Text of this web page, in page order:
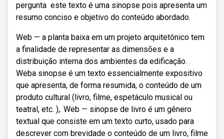
pergunta ️ este texto é uma sinopse pois apresenta um
resumo conciso e objetivo do conteúdo abordado.
Web — a planta baixa em um projeto arquitetônico tem
a finalidade de representar as dimensões e a
distribuição interna dos ambientes da edificação.
Weba sinopse é um texto essencialmente expositivo
que apresenta, de forma resumida, o conteúdo de um
produto cultural (livro, filme, espetáculo musical ou
teatral, etc. ),. Web — sinopse de livro é um gênero
textual que consiste em um texto curto, usado para
descrever com brevidade o conteúdo de um livro, filme